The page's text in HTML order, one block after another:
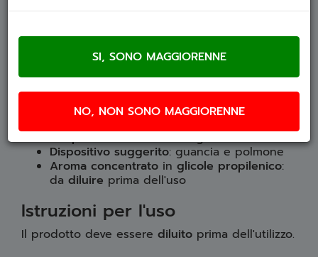
T-Svapo Twister Frutti Rossi–liquido
Aroma Fruttato Fresco
Twister Frutti RossidiT-Svapoè un
da
frutti rossi con un effettoghiacciofinale.
Dispositivo suggerito: guancia e polmone
Aroma concentrato in glicole propilenico:
da diluire prima dell'uso
Istruzioni per l'uso
Il prodotto deve essere diluito prima dell'utilizzo.
NO, NON SONO MAGGIORENNE